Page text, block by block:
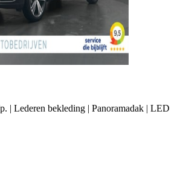
| Lederen bekleding | Panoramadak | LED